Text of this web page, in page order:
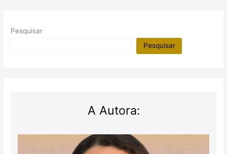
Pesquisar
Pesquisar
A Autora: